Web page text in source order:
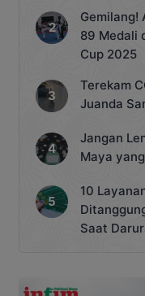
Gemilang!
89 Medali
Cup 2025
Terekam
Juanda
Jangan
Maya
10
Saat